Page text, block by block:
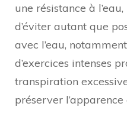
une résistance à
d’éviter autant que
avec l’eau,
d’exercices intenses
transpiration
préserver